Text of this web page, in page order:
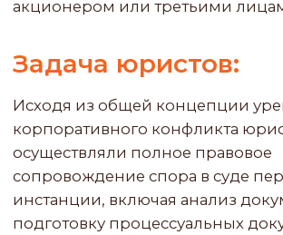
Содержание услуг
сопровождение спора в суде первой
инстанции